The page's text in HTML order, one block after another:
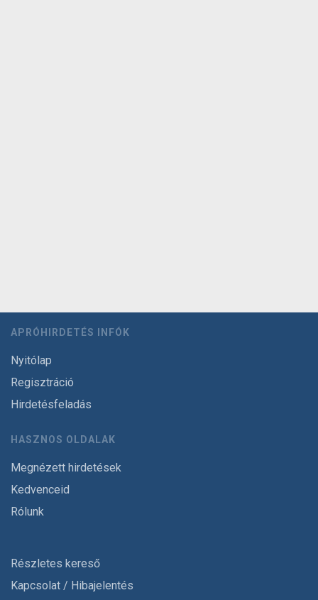
APRÓHIRDETÉS INFÓK
Nyitólap
Regisztráció
Hirdetésfeladás
HASZNOS OLDALAK
Megnézett hirdetések
Kedvenceid
Rólunk
Részletes kereső
Kapcsolat / Hibajelentés